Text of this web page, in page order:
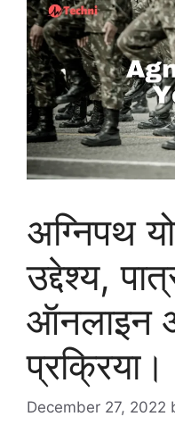
अग्निपथ
उद्देश्य,
ऑनलाइन
प्रक्रिया।
December 27, 2022